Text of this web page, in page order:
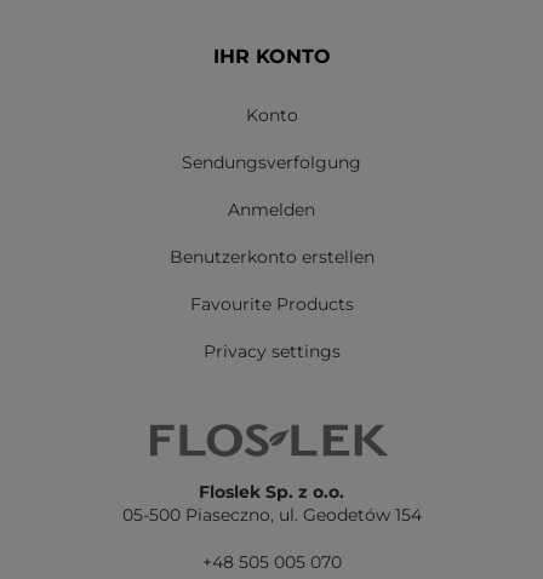
IHR KONTO
Konto
Sendungsverfolgung
Anmelden
Benutzerkonto erstellen
Favourite Products
Privacy settings
Floslek Sp. z o.o.
05-500 Piaseczno, ul. Geodetów 154
+48 505 005 070